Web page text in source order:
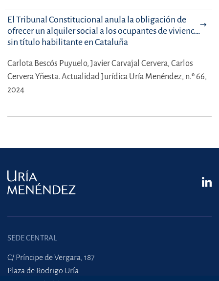
El Tribunal Constitucional anula la obligación de
ofrecer un alquiler social a los ocupantes de vivienda
sin título habilitante en Cataluña
Carlota Bescós Puyuelo, Javier Carvajal Cervera, Carlos
Cervera Yñesta. Actualidad Jurídica Uría Menéndez, n.º 66,
2024
SEDE CENTRAL
C/ Príncipe de Vergara, 187
Plaza de Rodrigo Uría